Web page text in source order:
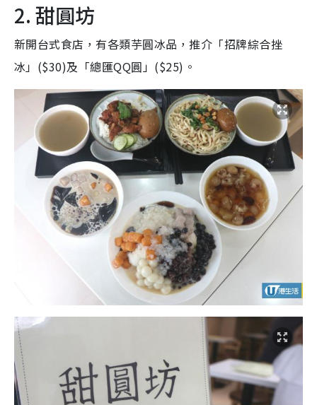
2. 甜圓坊
新開台式食店，有各類芋圓冰品，推介「招牌綜合挫
冰」($30)及「總匯QQ圓」($25)。